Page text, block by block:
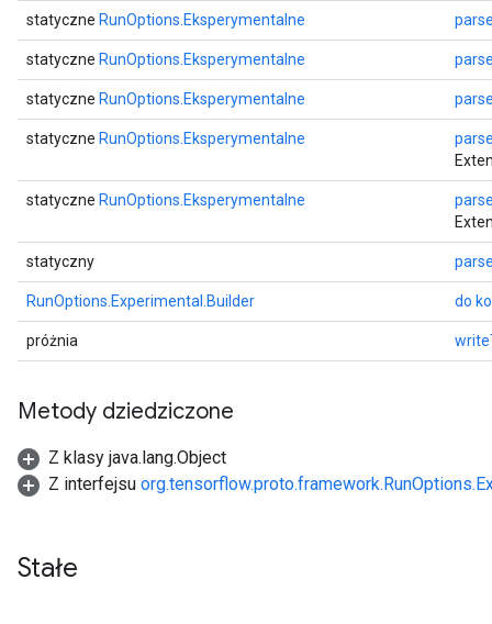
statyczne RunOptions.Eksperymentalne
statyczne RunOptions.Eksperymentalne
statyczne RunOptions.Eksperymentalne
statyczne RunOptions.Eksperymentalne
statyczne RunOptions.Eksperymentalne
statyczny
RunOptions.Experimental.Builder do
próżnia
Metody dziedziczone
Z klasy java.lang.Object
Z interfejsu
Stałe